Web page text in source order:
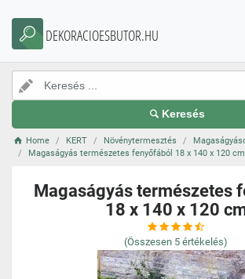
DEKORACIOESBUTOR.HU
Keresés
Home KERT Növénytermesztés
Magaságyás természetes fenyőfából 18 x 140 x 120 cm
Magaságyás természetes
18 x 140 x 120
(Összesen 5 értékelés)